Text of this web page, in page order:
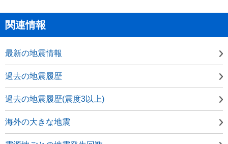
関連情報
最新の地震情報
過去の地震履歴
過去の地震履歴(震度3以上)
海外の大きな地震